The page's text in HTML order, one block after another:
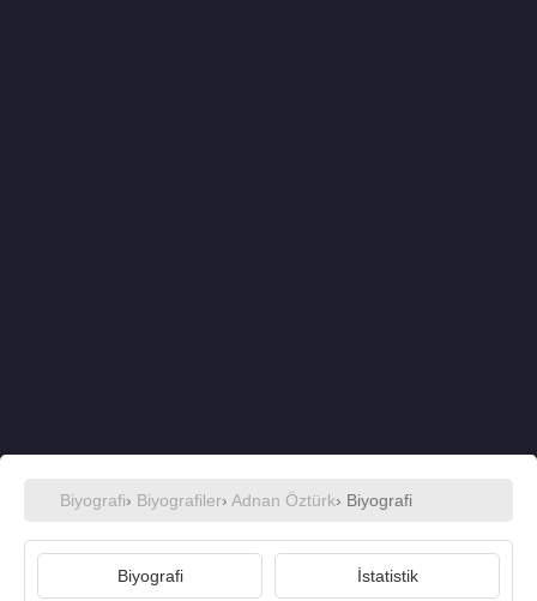
Biyografi› Biyografiler› Adnan Öztürk› Biyografi
Biyografi İstatistik